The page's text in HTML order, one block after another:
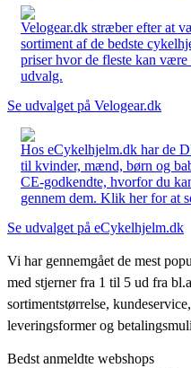
Velogear.dk stræber efter at
sortiment af de bedste
priser hvor de fleste kan
udvalg.
Se udvalget på Velogear.dk
Hos eCykelhjelm.dk har de
til kvinder, mænd, børn og
CE-godkendte, hvorfor du
gennem dem. Klik her for at
Se udvalget på eCykelhjelm.dk
Vi har gennemgået de mest
med stjerner fra 1 til 5 ud fra
sortimentstørrelse,
leveringsformer og
Bedst anmeldte webshops